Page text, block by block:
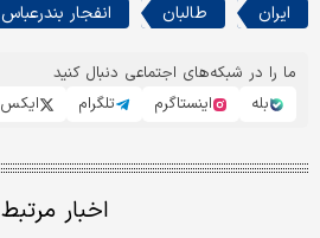
ایران طالبان انفجار بندرعباس
ما را در شبکه‌های اجتماعی دنبال کنید
بله
اینستاگرم تلگرام ایکس
اخبار مرتبط